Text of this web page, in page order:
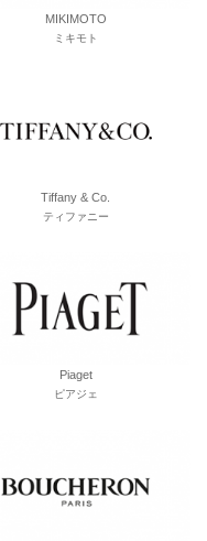
MIKIMOTO
ミキモト
Tiffany & Co.
ティファニー
Piaget
ピアジェ